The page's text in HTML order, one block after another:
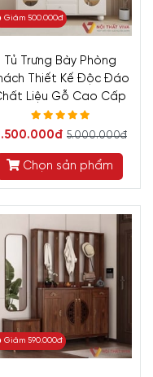
Giảm 500.000đ
Tủ Trưng Bày Phòng
Thiết Kế Độc Đáo
Liệu Gỗ Cao Cấp
5.000.000đ
Chọn sản phẩm
Giảm 590.000đ